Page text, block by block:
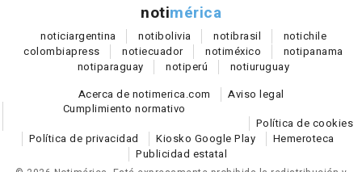
notimérica
noticiargentina notibolivia notibrasil notichile
colombiapress notiecuador notiméxico notipanama
notiparaguay notiperú notiuruguay
Acerca de notimerica.com
Aviso legal
Cumplimiento normativo
Política de cookies
Política de privacidad
Kiosko Google Play
Hemeroteca
Publicidad estatal